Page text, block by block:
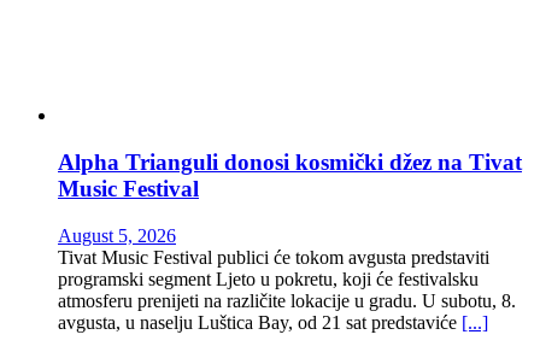
Alpha Trianguli donosi kosmički džez na Tivat
Music Festival
August 5, 2026
Tivat Music Festival publici će tokom avgusta predstaviti
programski segment Ljeto u pokretu, koji će festivalsku
atmosferu prenijeti na različite lokacije u gradu. U subotu, 8.
avgusta, u naselju Luštica Bay, od 21 sat predstaviće [...]